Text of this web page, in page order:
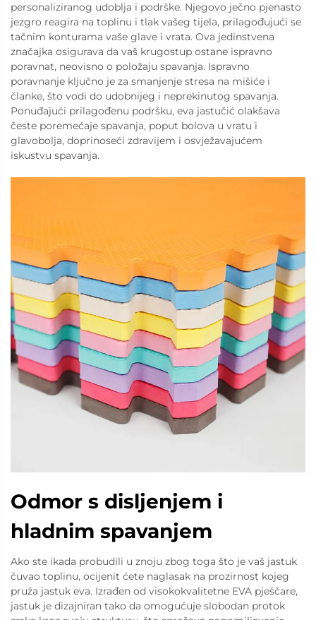
personaliziranog udoblja i podrške. Njegovo ječno pjenasto
jezgro reagira na toplinu i tlak vašeg tijela, prilagođujući se
tačnim konturama vaše glave i vrata. Ova jedinstvena
značajka osigurava da vaš krugostup ostane ispravno
poravnat, neovisno o položaju spavanja. Ispravno
poravnanje ključno je za smanjenje stresa na mišiće i
članke, što vodi do udobnijeg i neprekinutog spavanja.
Ponuđajući prilagođenu podršku, eva jastučić olakšava
česte poremećaje spavanja, poput bolova u vratu i
glavobolja, doprinoseći zdravijem i osvježavajućem
iskustvu spavanja.
Odmor s disljenjem i
hladnim spavanjem
Ako ste ikada probudili u znoju zbog toga što je vaš jastuk
čuvao toplinu, ocijenit ćete naglasak na prozirnost kojeg
pruža jastuk eva. Izrađen od visokokvalitetne EVA pješčare,
jastuk je dizajniran tako da omogućuje slobodan protok